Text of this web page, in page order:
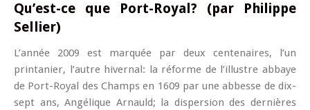
Qu’est-ce que Port-Royal? (par Philippe
Sellier)
L’année 2009 est marquée par deux centenaires, l’un
printanier, l’autre hivernal: la réforme de l’illustre abbaye
de Port-Royal des Champs en 1609 par une abbesse de dix-
sept ans, Angélique Arnauld; la dispersion des dernières